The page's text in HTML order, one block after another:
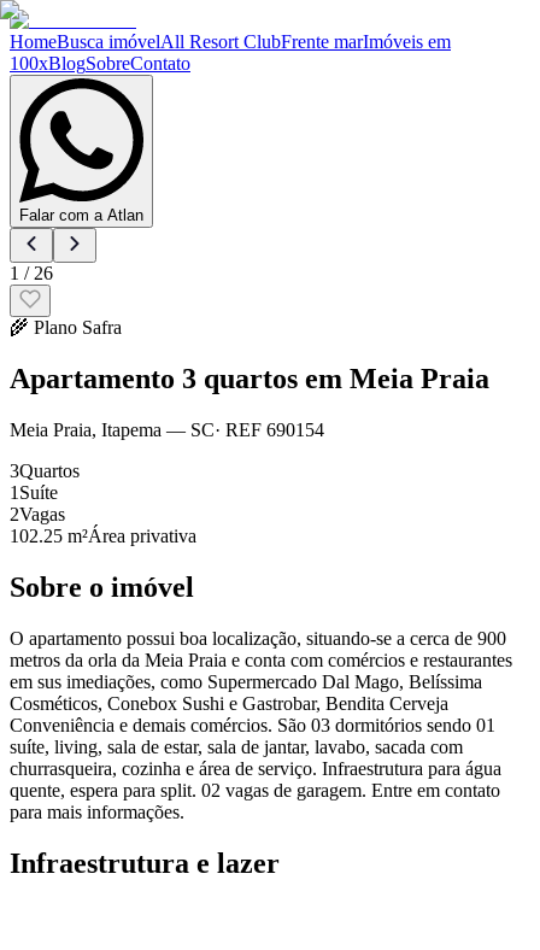
HomeBusca imóvelAll Resort ClubFrente marImóveis em
100xBlogSobreContato
Falar com a Atlan
1 / 26
🌾 Plano Safra
Apartamento 3 quartos em Meia Praia
Meia Praia, Itapema — SC· REF 690154
3Quartos
1 Suíte
2Vagas
102.25 m²Área privativa
Sobre o imóvel
O apartamento possui boa localização, situando-se a cerca de 900
metros da orla da Meia Praia e conta com comércios e restaurantes
em sus imediações, como Supermercado Dal Mago, Belíssima
Cosméticos, Conebox Sushi e Gastrobar, Bendita Cerveja
Conveniência e demais comércios. São 03 dormitórios sendo 01
suíte, living, sala de estar, sala de jantar, lavabo, sacada com
churrasqueira, cozinha e área de serviço. Infraestrutura para água
quente, espera para split. 02 vagas de garagem. Entre em contato
para mais informações.
Infraestrutura e lazer